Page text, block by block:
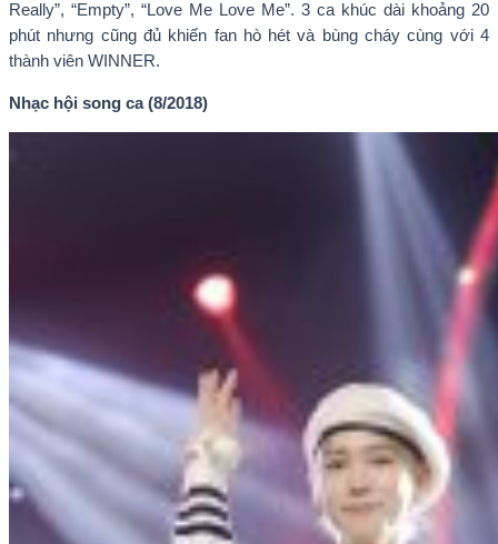
Really”, “Empty”, “Love Me Love Me”. 3 ca khúc dài khoảng 20
phút nhưng cũng đủ khiến fan hò hét và bùng cháy cùng với 4
thành viên WINNER.
Nhạc hội song ca (8/2018)